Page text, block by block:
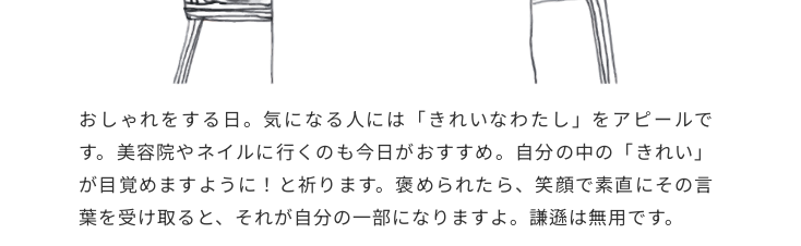
おしゃれをする日。気になる人には「きれいなわたし」をアピールで
す。美容院やネイルに行くのも今日がおすすめ。自分の中の「きれい」
が目覚めますように！と祈ります。褒められたら、笑顔で素直にその言
葉を受け取ると、それが自分の一部になりますよ。謙遜は無用です。